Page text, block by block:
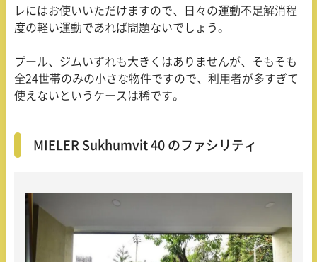
レにはお使いいただけますので、日々の運動不足解消程
度の軽い運動であれば問題ないでしょう。
プール、ジムいずれも大きくはありませんが、そもそも
全24世帯のみの小さな物件ですので、利用者が多すぎて
使えないというケースは稀です。
MIELER Sukhumvit 40 のファシリティ